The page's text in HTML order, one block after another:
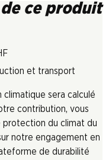
ce produit
et transport
sera calculé
contribution, vous
du climat du
notre engagement en
de durabilité